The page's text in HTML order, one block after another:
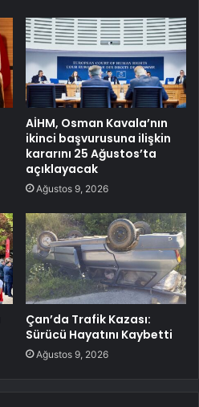
AİHM, Osman Kavala’nın
ikinci başvurusuna ilişkin
kararını 25 Ağustos’ta
açıklayacak
Ağustos 9, 2026
Çan’da Trafik Kazası:
Sürücü Hayatını Kaybetti
Ağustos 9, 2026